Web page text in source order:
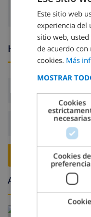
Horario de llegada
Llegada:
Salida:
Alrededores
Este sitio web
experiencia del
sitio web, usted
de acuerdo
cookies. Más
MOSTRAR
Cookies
necesarias
Cookies de